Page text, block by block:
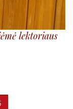
lektoriaus